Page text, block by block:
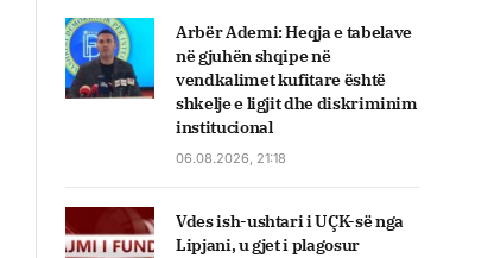
Arbër Ademi: Heqja e tabelave
në gjuhën shqipe në
vendkalimet kufitare është
shkelje e ligjit dhe diskriminim
institucional
06.08.2026, 21:18
Vdes ish-ushtari i UÇK-së nga
Lipjani, u gjet i plagosur